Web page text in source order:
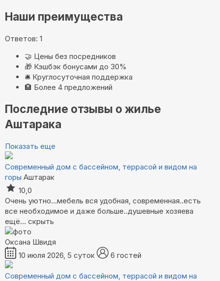
Наши преимущества
Ответов: 1
🤝 Цены без посредников
🎁 Кэшбэк бонусами до 30%
🛎️ Круглосуточная поддержка
🏨 Более 4 предложений
Последние отзывы о жилье
Аштарака
Показать еще
Современный дом с бассейном, террасой и видом на
горы Аштарак
10,0
Очень уютно…мебель вся удобная, современная..есть
все необходимое и даже больше..душевные хозяева
ещё... скрыть
Оксана Швидя
10 июля 2026, 5 суток
6 гостей
Современный дом с бассейном, террасой и видом на